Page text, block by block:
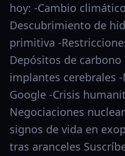
hoy: -Cambio
Descubrimiento de
primitiva -
Depósitos de carbono
implantes cerebrales
Google -Crisis
Negociaciones
signos de vida en
tras aranceles